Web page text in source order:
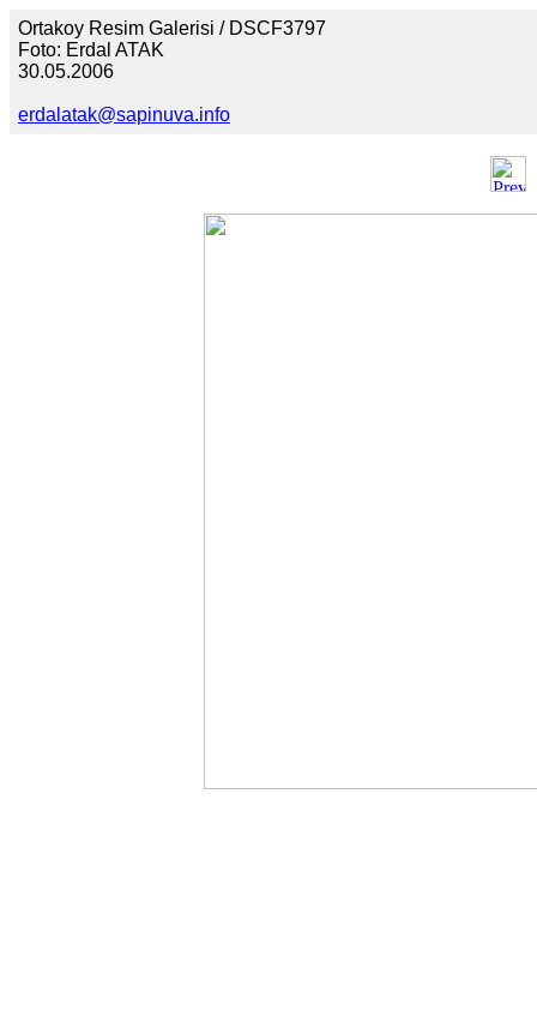
Ortakoy Resim Galerisi / DSCF3797
Foto: Erdal ATAK
30.05.2006
erdalatak@sapinuva.info